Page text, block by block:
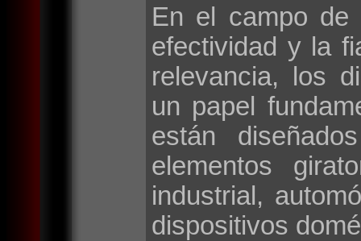
En el campo de
efectividad y la
relevancia, los
un papel
están
elementos
industrial,
dispositivos